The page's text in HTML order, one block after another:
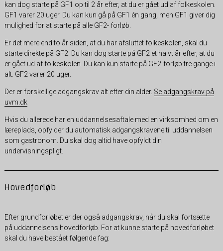
kan dog starte på GF1 op til 2 år efter, at du er gået ud af folkeskolen.
GF1 varer 20 uger. Du kan kun gå på GF1 én gang, men GF1 giver dig
mulighed for at starte på alle GF2- forløb.
Er det mere end to år siden, at du har afsluttet folkeskolen, skal du
starte direkte på GF2. Du kan dog starte på GF2 et halvt år efter, at du
er gået ud af folkeskolen. Du kan kun starte på GF2-forløb tre gange i
alt. GF2 varer 20 uger.
Der er forskellige adgangskrav alt efter din alder. Se adgangskrav på
uvm.dk
Hvis du allerede har en uddannelsesaftale med en virksomhed om en
læreplads, opfylder du automatisk adgangskravene til uddannelsen
som gastronom. Du skal dog altid have opfyldt din
undervisningspligt.
Hovedforløb
Efter grundforløbet er der også adgangskrav, når du skal fortsætte
på uddannelsens hovedforløb. For at kunne starte på hovedforløbet
skal du have bestået følgende fag: